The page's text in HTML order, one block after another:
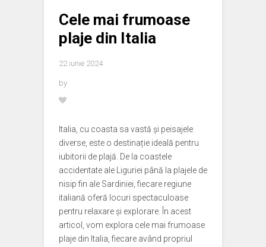
Cele mai frumoase
plaje din Italia
22 iunie 2024
by
Italia, cu coasta sa vastă și peisajele
diverse, este o destinație ideală pentru
iubitorii de plajă. De la coastele
accidentate ale Liguriei până la plajele de
nisip fin ale Sardiniei, fiecare regiune
italiană oferă locuri spectaculoase
pentru relaxare și explorare. În acest
articol, vom explora cele mai frumoase
plaje din Italia, fiecare având propriul